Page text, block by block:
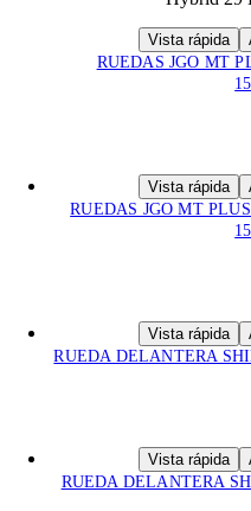
Vista rápida
RUEDAS JGO MT
Vista rápida
RUEDAS JGO MT
Vista rápida
RUEDA DELANTERA
Vista rápida
RUEDA DELANTERA